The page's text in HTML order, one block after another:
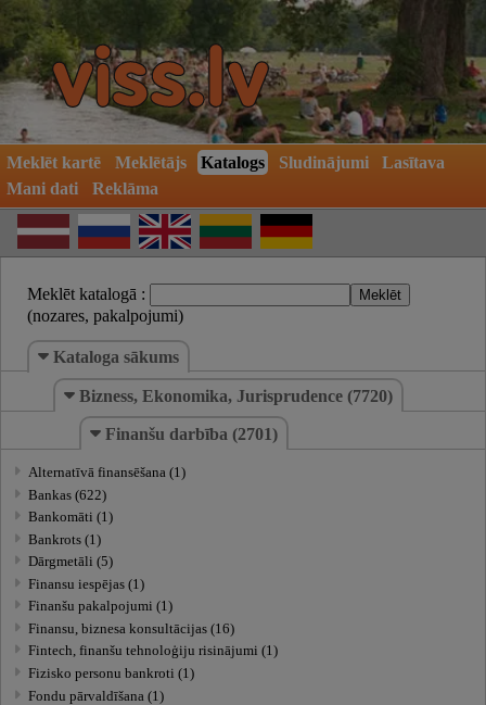
Meklēt kartē Meklētājs Katalogs Sludinājumi
Lasītava
Mani dati
Reklāma
Meklēt katalogā :
(nozares, pakalpojumi)
Kataloga sākums
Bizness, Ekonomika, Jurisprudence (7720)
Finanšu darbība (2701)
Alternatīvā finansēšana (1)
Bankas (622)
Bankomāti (1)
Bankrots (1)
Dārgmetāli (5)
Finansu iespējas (1)
Finanšu pakalpojumi (1)
Finansu, biznesa konsultācijas (16)
Fintech, finanšu tehnoloģiju risinājumi (1)
Fizisko personu bankroti (1)
Fondu pārvaldīšana (1)